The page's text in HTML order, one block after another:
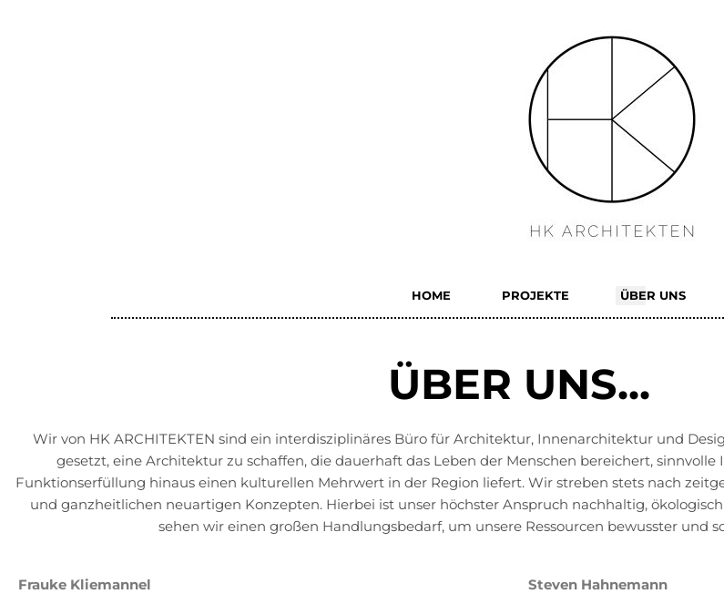
HOME PROJEKTE ÜBER UNS
ÜBER UNS...
Wir von HK ARCHITEKTEN sind ein interdisziplinäres Büro für Architektur, Innenarchitektur und
gesetzt, eine Architektur zu schaffen, die dauerhaft das Leben der Menschen bereichert,
Funktionserfüllung hinaus einen kulturellen Mehrwert in der Region liefert. Wir streben stets nach
und ganzheitlichen neuartigen Konzepten. Hierbei ist unser höchster Anspruch nachhaltig,
sehen wir einen großen Handlungsbedarf, um unsere Ressourcen bewusster und
Frauke Kliemannel
Steven Hahnemann